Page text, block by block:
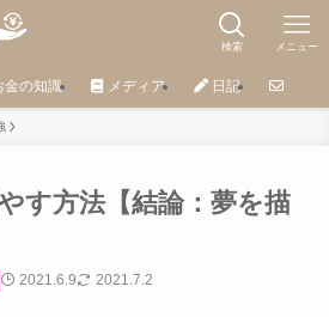
検索 メニュー
金の知識 メディア 日記
す方法【結論：夢を描
2021.6.9 2021.7.2